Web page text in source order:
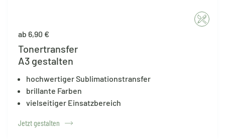
ab 6,90 €
Tonertransfer
A3 gestalten
hochwertiger Sublimationstransfer
brillante Farben
vielseitiger Einsatzbereich
Jetzt gestalten